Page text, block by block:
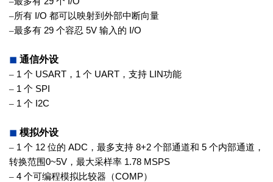
–所有 I/O 都可以映射到外部中断向量
–最多有 29 个容忍 5V 输入的 I/O
◼ 通信外设
– 1 个 USART ， 1 个 UART ，支持 LIN功能
– 1 个 SPI
– 1 个 I2C
◼ 模拟外设
– 1 个 12 位的 ADC ，最多支持 8+2 个部通道和 5 个内部通道，
转换范围0~5V ，最大采样率 1.78 MSPS
– 4 个可编程模拟比较器（COMP）